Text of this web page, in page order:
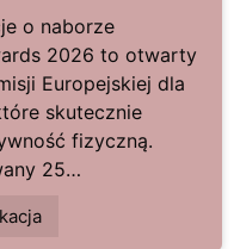
o naborze
2026 to otwarty
Europejskiej dla
skutecznie
fizyczną.
25…